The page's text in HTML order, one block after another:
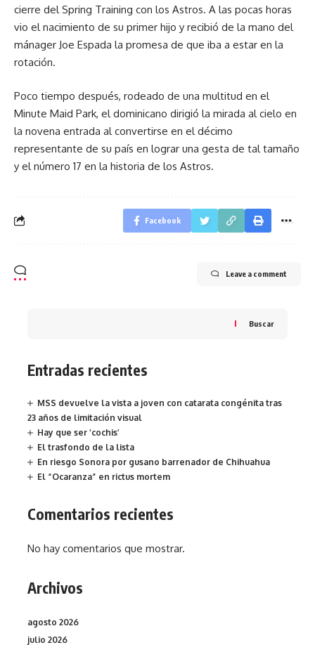
cierre del Spring Training con los Astros. A las pocas horas
vio el nacimiento de su primer hijo y recibió de la mano del
mánager Joe Espada la promesa de que iba a estar en la
rotación.
Poco tiempo después, rodeado de una multitud en el
Minute Maid Park, el dominicano dirigió la mirada al cielo en
la novena entrada al convertirse en el décimo
representante de su país en lograr una gesta de tal tamaño
y el número 17 en la historia de los Astros.
Facebook
Leave a comment
Buscar
Entradas recientes
MSS devuelve la vista a joven con catarata congénita tras
23 años de limitación visual
Hay que ser ‘cochis’
El trasfondo de la lista
En riesgo Sonora por gusano barrenador de Chihuahua
El “Ocaranza” en rictus mortem
Comentarios recientes
No hay comentarios que mostrar.
Archivos
agosto 2026
julio 2026